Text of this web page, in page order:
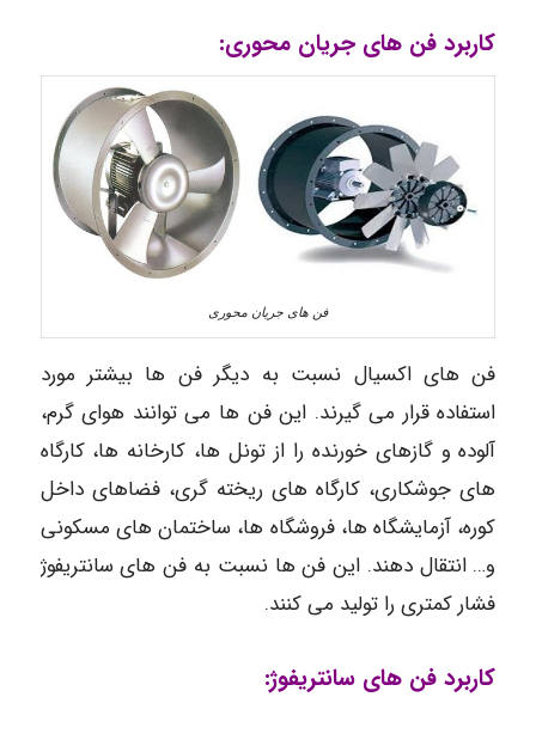
کاربرد فن های جریان محوری:
فن های جریان محوری
فن های اکسیال نسبت به دیگر فن ها بیشتر مورد
استفاده قرار می گیرند. این فن ها می توانند هوای گرم،
آلوده و گازهای خورنده را از تونل ها، کارخانه ها، کارگاه
های جوشکاری، کارگاه های ریخته گری، فضاهای داخل
کوره، آزمایشگاه ها، فروشگاه ها، ساختمان های مسکونی
و… انتقال دهند. این فن ها نسبت به فن های سانتریفوژ
فشار کمتری را تولید می کنند.
کاربرد فن های سانتریفوژ: